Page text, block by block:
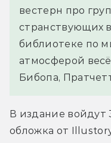
вестерн про
странствующих
библиотеке по
атмосферой
Бибопа,
В издание войдут
обложка от